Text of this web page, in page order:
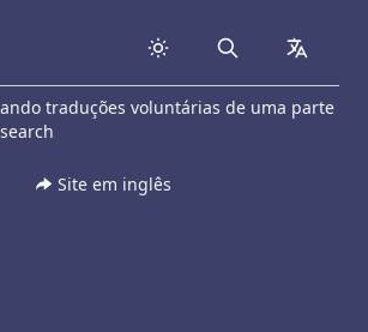
Search
traduções voluntárias de uma parte
Site em inglês